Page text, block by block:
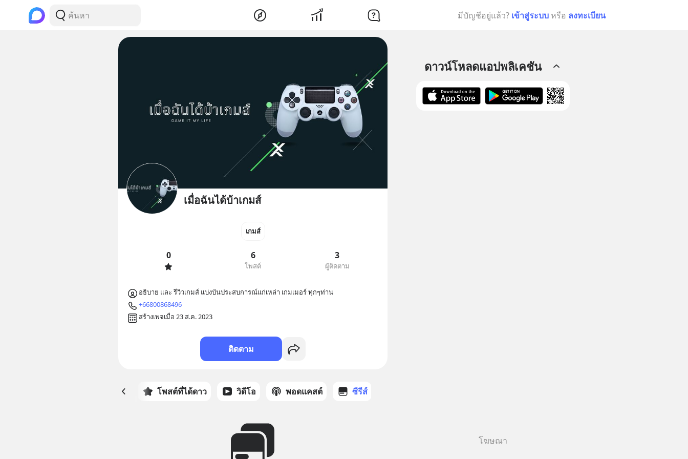
มีบัญชีอยู่แล้ว? เข้าสู่ระบบ หรือ ลงทะเบียน
เมื่อฉันได้บ้าเกมส์
เกมส์
0 6
โพสต์
3
ผู้ติดตาม
อธิบาย และ รีวิวเกมส์ แบ่งบันประสบการณ์แก่เหล่า เกมเมอร์ ทุกๆท่าน
+66800868496
สร้างเพจเมื่อ 23 ส.ค. 2023
ติดตาม
หน้าหลัก โพสต์ที่ได้ดาว วิดีโอ พอดแคสต์ ซีรีส์
ดาวน์โหลดแอปพลิเคชัน
โฆษณา